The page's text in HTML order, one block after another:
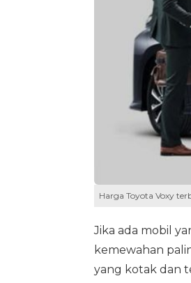
Harga Toyota Voxy
Jika ada mobil
kemewahan
yang kotak dan